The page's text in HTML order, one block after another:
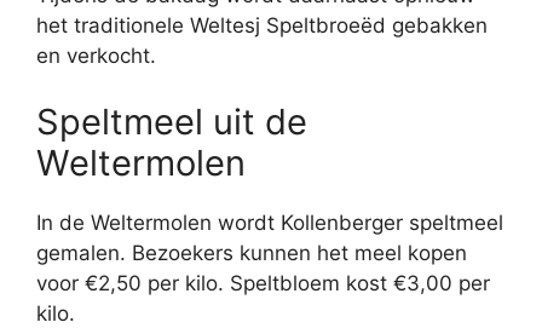
het traditionele Weltesj Speltbroeëd gebakken
en verkocht.
Speltmeel uit de
Weltermolen
In de Weltermolen wordt Kollenberger speltmeel
gemalen. Bezoekers kunnen het meel kopen
voor €2,50 per kilo. Speltbloem kost €3,00 per
kilo.